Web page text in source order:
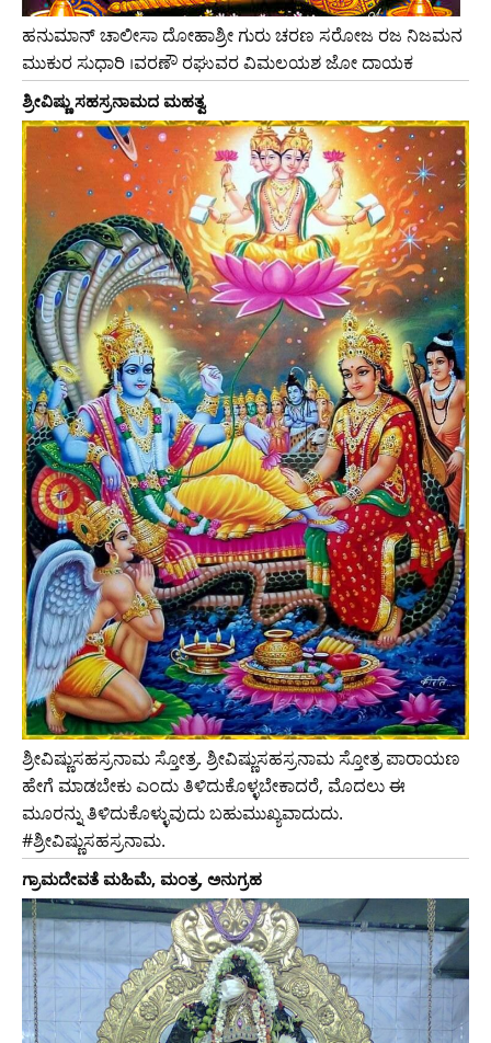
ಹನುಮಾನ್ ಚಾಲೀಸಾ ದೋಹಾಶ್ರೀ ಗುರು ಚರಣ ಸರೋಜ ರಜ ನಿಜಮನ
ಮುಕುರ ಸುಧಾರಿ ।ವರಣೌ ರಘುವರ ವಿಮಲಯಶ ಜೋ ದಾಯಕ
ಶ್ರೀವಿಷ್ಣು ಸಹಸ್ರನಾಮದ ಮಹತ್ವ
ಶ್ರೀವಿಷ್ಣುಸಹಸ್ರನಾಮ ಸ್ತೋತ್ರ. ಶ್ರೀವಿಷ್ಣುಸಹಸ್ರನಾಮ ಸ್ತೋತ್ರ ಪಾರಾಯಣ
ಹೇಗೆ ಮಾಡಬೇಕು ಎಂದು ತಿಳಿದುಕೊಳ್ಳಬೇಕಾದರೆ, ಮೊದಲು ಈ
ಮೂರನ್ನು ತಿಳಿದುಕೊಳ್ಳುವುದು ಬಹುಮುಖ್ಯವಾದುದು.
#ಶ್ರೀವಿಷ್ಣುಸಹಸ್ರನಾಮ.
ಗ್ರಾಮದೇವತೆ ಮಹಿಮೆ, ಮಂತ್ರ, ಅನುಗ್ರಹ